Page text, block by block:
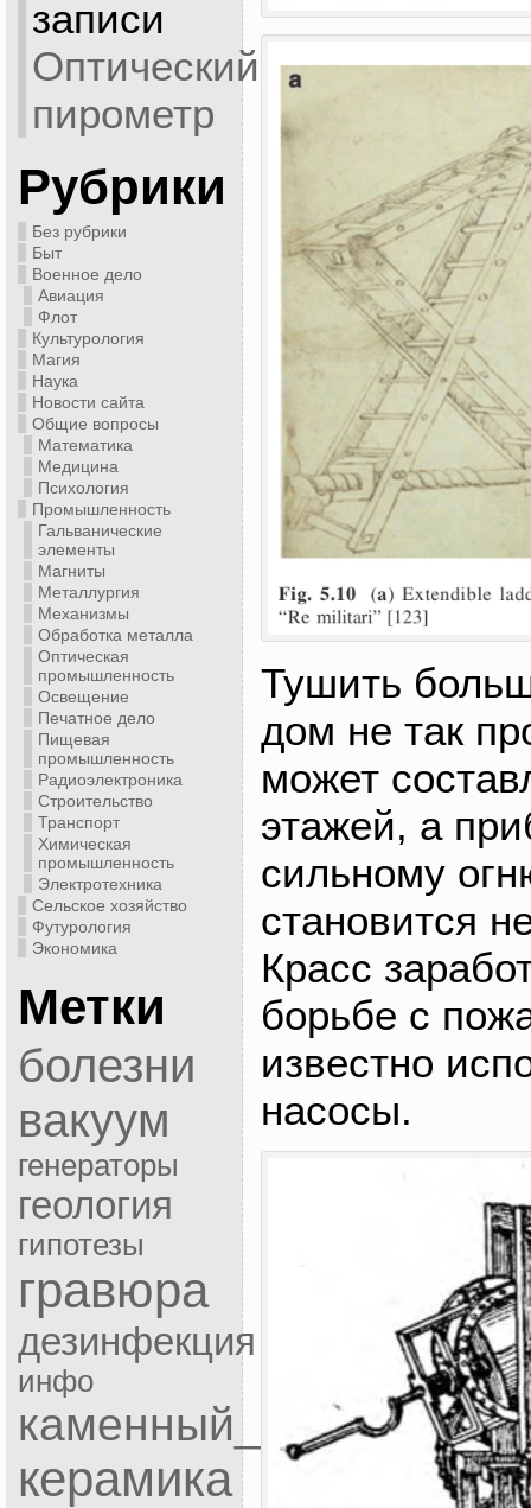
записи
Оптический
пирометр
Рубрики
Без рубрики
Быт
Военное дело
Авиация
Флот
Культурология
Магия
Наука
Новости сайта
Общие вопросы
Математика
Медицина
Психология
Промышленность
Гальванические
элементы
Магниты
Металлургия
Механизмы
Обработка металла
Оптическая
промышленность
Освещение
Печатное дело
Пищевая
промышленность
Радиоэлектроника
Строительство
Транспорт
Химическая
промышленность
Электротехника
Сельское хозяйство
Футурология
Экономика
Метки
болезни
вакуум
генераторы
геология
гипотезы
гравюра
дезинфекция
инфо
каменный_век
керамика
Тушить
дом не так
может
этажей, а
сильному
становится
Красс
борьбе с
известно
насосы.